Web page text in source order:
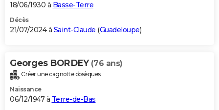
18/06/1930 à Basse-Terre
Décès
21/07/2024 à Saint-Claude (Guadeloupe)
Georges BORDEY (76 ans)
Créer une cagnotte obsèques
Naissance
06/12/1947 à Terre-de-Bas